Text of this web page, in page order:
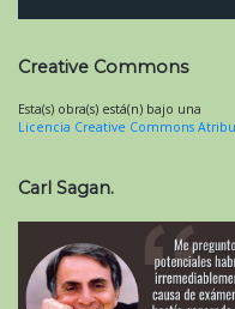
Creative Commons
Esta(s) obra(s) está(n) bajo una
Licencia Creative Commons
Carl Sagan.